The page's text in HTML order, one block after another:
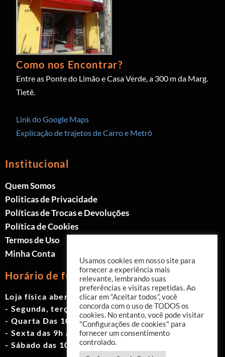
Como nos Encontrar?
Entre as Ponte do Limão e Casa Verde, a 300 m da Marg.
Tietê.
Link do Google Maps
Explicação de trajetos de Carro e Metrô
Institucional
Quem Somos
Politicas de Privacidade
Políticas de Trocas e Devoluções
Política de Cookies
Termos de Uso
Minha Conta
Horário de funcionamento
Loja física aberta de Segunda à Sábado.
- Segunda, terça e quinta das 9h às 19h
- Quarta Das 10h às 18h
- Sexta das 9h às 18h
- Sábado das 10h às 17h
Usamos cookies em nosso site para
fornecer a experiência mais
relevante, lembrando suas
preferências e visitas repetidas. Ao
clicar em “Aceitar todos”, você
concorda com o uso de TODOS os
cookies. No entanto, você pode visitar
"Configurações de cookies" para
fornecer um consentimento
controlado.